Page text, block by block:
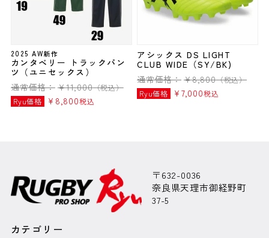
2025 AW新作
カンタベリー トラックパン
ツ（ユニセックス）
通常価格： ¥11,000（税込）
Ryu価格
¥ 8,800税込
アシックス DS LIGHT
CLUB WIDE（SY/BK)
通常価格： ¥8,800（税込）
Ryu価格
¥ 7,000税込
〒632-0036
奈良県天理市御経野町
37-5
カテゴリー